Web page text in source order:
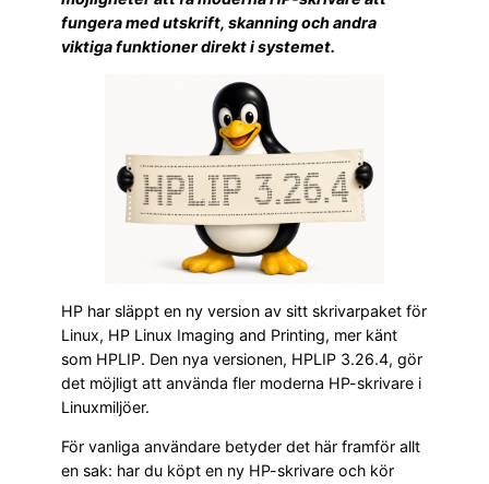
fungera med utskrift, skanning och andra
viktiga funktioner direkt i systemet.
HP har släppt en ny version av sitt skrivarpaket för
Linux, HP Linux Imaging and Printing, mer känt
som HPLIP. Den nya versionen, HPLIP 3.26.4, gör
det möjligt att använda fler moderna HP-skrivare i
Linuxmiljöer.
För vanliga användare betyder det här framför allt
en sak: har du köpt en ny HP-skrivare och kör